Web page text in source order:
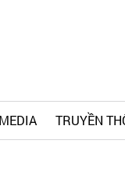
MEDIA TRUYỀN